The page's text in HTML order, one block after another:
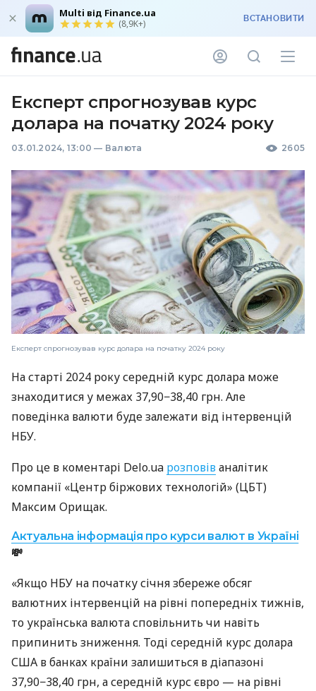
Multi від Finance.ua
(8,9K+) ВСТАНОВИТИ
Експерт спрогнозував курс
долара на початку 2024 року
03.01.2024, 13:00 — Валюта 2605
Експерт спрогнозував курс долара на початку 2024 року
На старті 2024 року середній курс долара може
знаходитися у межах 37,90−38,40 грн. Але
поведінка валюти буде залежати від інтервенцій
НБУ.
Про це в коментарі Delo.ua розповіваналітик
компанії «Центр біржових технологій» (ЦБТ)
Максим Орищак.
Актуальна інформація про курси валют в Україні
💸
«Якщо НБУ на початку січня збереже обсяг
валютних інтервенцій на рівні попередніх тижнів,
то українська валюта сповільнить чи навіть
припинить зниження. Тоді середній курс долара
США в банках країни залишиться в діапазоні
37,90−38,40 грн, а середній курс євро — на рівні